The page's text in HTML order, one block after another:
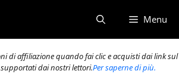
Menu
di affiliazione quando fai clic e acquisti dai link sul
dai nostri lettori.Per saperne di più.